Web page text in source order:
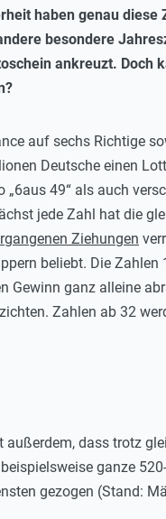
haben genau
besondere
ankreuzt.
auf sechs Richtige
Deutsche einen
49“ als auch
jede Zahl hat die
Ziehungen
beliebt. Die
Gewinn ganz alleine
Zahlen ab 32
dass trotz
ganze
gezogen (Stand: